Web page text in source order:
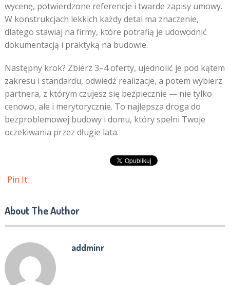
wycenę, potwierdzone referencje i twarde zapisy umowy.
W konstrukcjach lekkich każdy detal ma znaczenie,
dlatego stawiaj na firmy, które potrafią je udowodnić
dokumentacją i praktyką na budowie.
Następny krok? Zbierz 3–4 oferty, ujednolić je pod kątem
zakresu i standardu, odwiedź realizacje, a potem wybierz
partnera, z którym czujesz się bezpiecznie — nie tylko
cenowo, ale i merytorycznie. To najlepsza droga do
bezproblemowej budowy i domu, który spełni Twoje
oczekiwania przez długie lata.
Pin It
About The Author
addminr